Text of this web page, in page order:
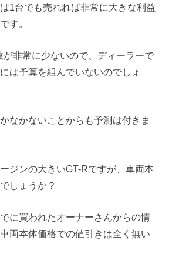
1台でも売れれば非常に大きな利益
す。
が非常に少ないので、ディーラーで
は予算を組んでいないのでしょ
なかないことからも予測は付きま
ジンの大きいGT-Rですが、車両本
しょうか？
に買われたオーナーさんからの情
両本体価格での値引きは全く無い